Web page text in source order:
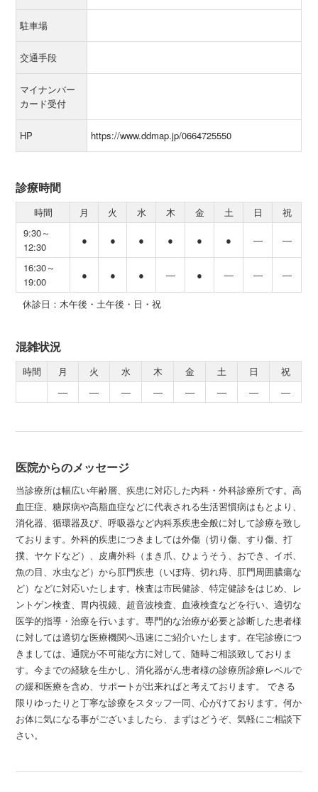
駐車場
交通手段
マイナンバー
カード受付
HP https://www.ddmap.jp/0664725550
診療時間
時間 月 火 水 木 金 土 日
祝
9:30～
12:30
● ● ● ● ● ● ― ―
16:30～
19:00
● ● ● ― ● ― ― ―
休診日：木午後・土午後・日・祝
混雑状況
時間 月 火 水 木 金 土 日
祝
―
― ― ― ― ― ― ―
医院からのメッセージ
当診療所は幅広い年齢層、疾患に対応した内科・外科診療所です。高
血圧症、糖尿病や高脂血症などに代表される生活習慣病はもとより、
消化器、循環器及び、呼吸器など内科系疾患全般に対して診療を致し
ております。外科的疾患につきましては外傷（切り傷、すり傷、打
撲、ヤケドなど）、皮膚外科（まき爪、ひょうそう、おでき、イボ、
魚の目、水虫など）から肛門疾患（いぼ痔、切れ痔、肛門周囲膿瘍な
ど）などに対応いたします。検査は市民健診、特定健診をはじめ、レ
ントゲン検査、胃内視鏡、超音波検査、血液検査などを行い、適切な
医学的指導・治療を行います。専門的な治療が必要と診断した患者様
に対しては適切な医療機関へ迅速にご紹介いたします。在宅診療につ
きましては、通院が不可能な方に対して、随時ご相談致しておりま
す。今までの経験を生かし、消化器がん患者様の診療所診療レベルで
の緩和医療を含め、サポートが出来ればと考えております。 できる
限りゆったりと丁寧な診療をスタッフ一同、心がけております。何か
お体に気になる事がございましたら、まずはどうぞ、気軽にご相談下
さい。